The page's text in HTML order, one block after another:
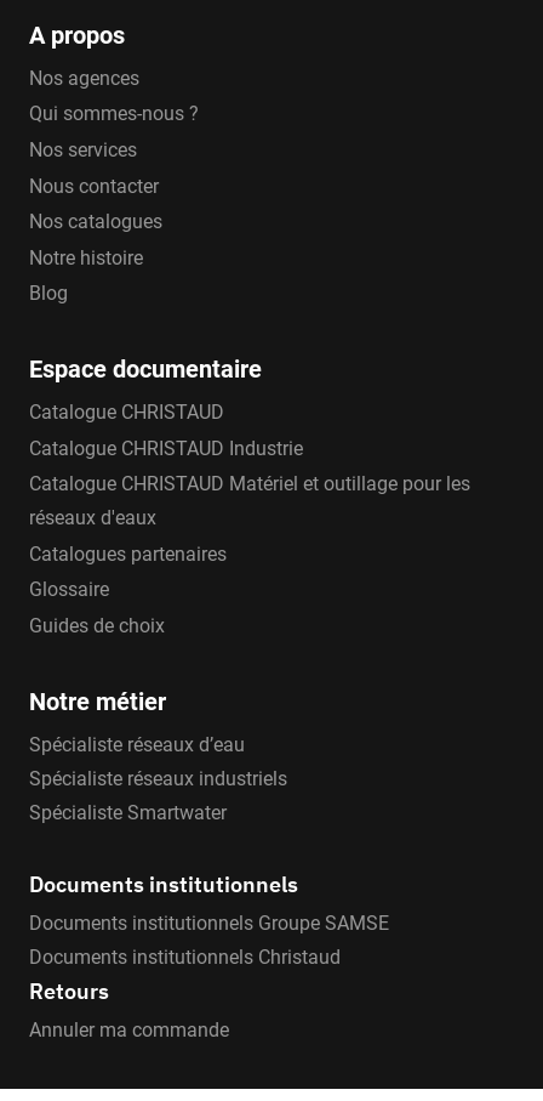
A propos
Nos agences
Qui sommes-nous ?
Nos services
Nous contacter
Nos catalogues
Notre histoire
Blog
Espace documentaire
Catalogue CHRISTAUD
Catalogue CHRISTAUD Industrie
Catalogue CHRISTAUD Matériel et outillage pour les
réseaux d'eaux
Catalogues partenaires
Glossaire
Guides de choix
Notre métier
Spécialiste réseaux d’eau
Spécialiste réseaux industriels
Spécialiste Smartwater
Documents institutionnels
Documents institutionnels Groupe SAMSE
Documents institutionnels Christaud
Retours
Annuler ma commande